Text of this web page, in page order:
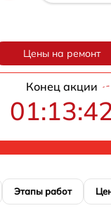
Цены на ремонт
Конец акции
Этапы работ